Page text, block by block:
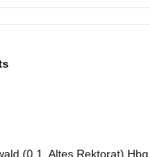
(0.1. Altes Rektorat) Hbg